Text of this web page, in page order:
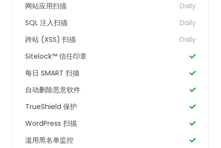
网站应用扫描
Daily
SQL 注入扫描
Daily
跨站 (XSS) 扫描
Daily
Sitelock™ 信任印章
每日 SMART 扫描
自动删除恶意软件
TrueShield 保护
WordPress 扫描
滥用黑名单监控